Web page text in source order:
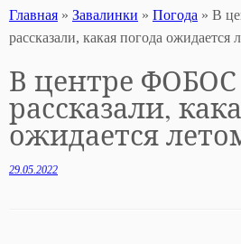
Главная » Завалинки » Погода » В
рассказали, какая погода ожидается
В центре ФОБОС
рассказали,
ожидается
29.05.2022